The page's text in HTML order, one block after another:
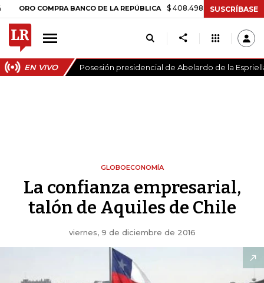
COMPRA BANCO DE LA REPÚBLICA $ 408.498,97 +$ 8.753,81 +2,19%
SUSCRÍBASE
EN VIVO Posesión presidencial de Abelardo de la
GLOBOECONOMÍA
La confianza empresarial,
talón de Aquiles de Chile
viernes, 9 de diciembre de 2016